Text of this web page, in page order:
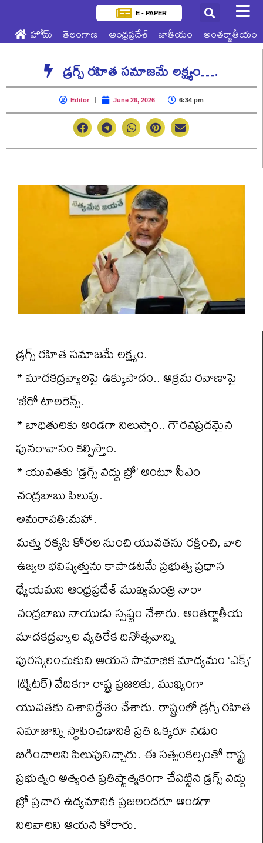
E - PAPER
హోమ్ తెలంగాణ ఆంధ్రప్రదేశ్ జాతీయం అంతర్జాతీయం
డ్రగ్స్ రహిత సమాజమే లక్ష్యం….
Editor June 26, 2026 6:34 pm
డ్రగ్స్ రహిత సమాజమే లక్ష్యం.
* మాదకద్రవ్యాలపై ఉక్కుపాదం.. అక్రమ రవాణాపై
‘జీరో టాలరెన్స్.
* బాధితులకు అండగా నిలుస్తాం.. గౌరవప్రదమైన
పునరావాసం కల్పిస్తాం.
* యువతకు ‘డ్రగ్స్‌ వద్దు బ్రో’ అంటూ సీఎం
చంద్రబాబు పిలుపు.
అమరావతి:మహా.
మత్తు రక్కసి కోరల నుంచి యువతను రక్షించి, వారి
ఉజ్వల భవిష్యత్తును కాపాడటమే ప్రభుత్వ ప్రధాన
ధ్యేయమని ఆంధ్రప్రదేశ్ ముఖ్యమంత్రి నారా
చంద్రబాబు నాయుడు స్పష్టం చేశారు. అంతర్జాతీయ
మాదకద్రవ్యాల వ్యతిరేక దినోత్సవాన్ని
పురస్కరించుకుని ఆయన సామాజిక మాధ్యమం ‘ఎక్స్‌’
(ట్విటర్‌) వేదికగా రాష్ట్ర ప్రజలకు, ముఖ్యంగా
యువతకు దిశానిర్దేశం చేశారు. రాష్ట్రంలో డ్రగ్స్ రహిత
సమాజాన్ని స్థాపించడానికి ప్రతి ఒక్కరూ నడుం
బిగించాలని పిలుపునిచ్చారు. ఈ సత్సంకల్పంతో రాష్ట్ర
ప్రభుత్వం అత్యంత ప్రతిష్టాత్మకంగా చేపట్టిన డ్రగ్స్ వద్దు
బ్రో ప్రచార ఉద్యమానికి ప్రజలందరూ అండగా
నిలవాలని ఆయన కోరారు.